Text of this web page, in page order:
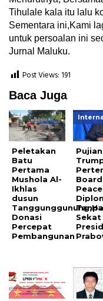
Tihulale kala itu lalu
Sementara ini,Kami
untuk persoalan ini
Jurnal Maluku.
Post Views: 191
Baca Juga
Peletakan
Batu
Pertama
Mushola Al-
Ikhlas
dusun
Donasi
Percepat
Pembangunan
Pujian
Sekat